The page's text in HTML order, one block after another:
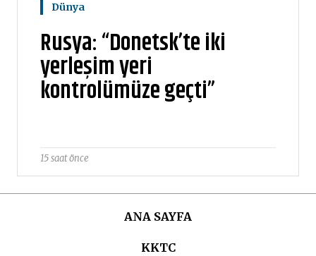
Dünya
Rusya: “Donetsk’te iki
yerleşim yeri
kontrolümüze geçti”
15 saat önce
ANA SAYFA
KKTC